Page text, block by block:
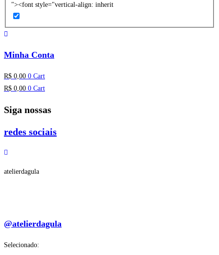
"><font style="vertical-align: inherit
Minha Conta
R$ 0,00 0 Cart
R$ 0,00 0 Cart
Siga nossas
redes sociais
atelierdagula
@atelierdagula
Selecionado: